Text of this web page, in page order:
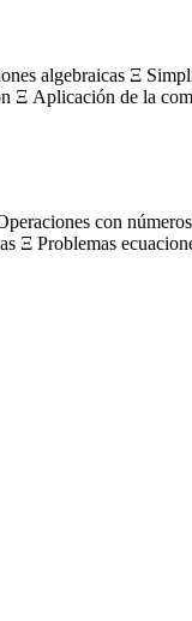
algebraicas Ξ
Ξ Aplicación de la
con
Ξ Problemas